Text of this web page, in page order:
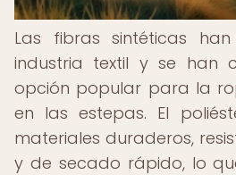
Las fibras sintéticas
industria textil y se han
opción popular para la
en las estepas. El
materiales duraderos,
y de secado rápido, lo